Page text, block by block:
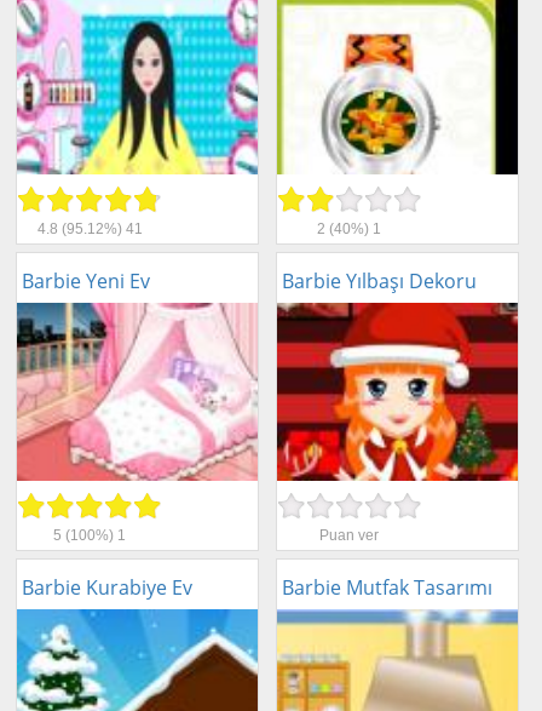
4.8 (95.12%) 41 2 (40%) 1
Barbie Yeni Ev
5 (100%) 1
Barbie Yılbaşı Dekoru
Puan ver
Barbie Kurabiye Ev Barbie Mutfak Tasarımı